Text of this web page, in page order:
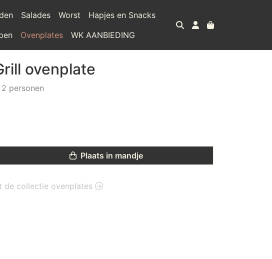
Salades Worst
Hapjes en Snacks
Ovenplates WK AANBIEDING
ovenplate
personen
Plaats in mandje
de collectie ovenplates